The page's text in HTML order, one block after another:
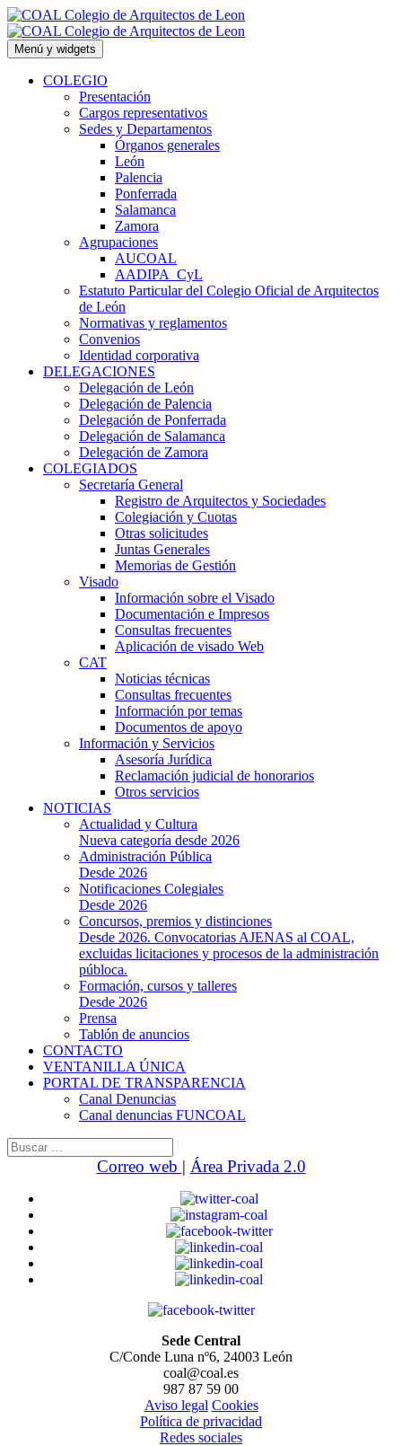
Saltar
al
contenido
Menú y widgets
COLEGIO
Presentación
Cargos representativos
Sedes y Departamentos
Órganos generales
León
Palencia
Ponferrada
Salamanca
Zamora
Agrupaciones
AUCOAL
AADIPA_CyL
Estatuto Particular del Colegio Oficial de Arquitectos
de León
Normativas y reglamentos
Convenios
Identidad corporativa
DELEGACIONES
Delegación de León
Delegación de Palencia
Delegación de Ponferrada
Delegación de Salamanca
Delegación de Zamora
COLEGIADOS
Secretaría General
Registro de Arquitectos y Sociedades
Colegiación y Cuotas
Otras solicitudes
Juntas Generales
Memorias de Gestión
Visado
Información sobre el Visado
Documentación e Impresos
Consultas frecuentes
Aplicación de visado Web
CAT
Noticias técnicas
Consultas frecuentes
Información por temas
Documentos de apoyo
Información y Servicios
Asesoría Jurídica
Reclamación judicial de honorarios
Otros servicios
NOTICIAS
Actualidad y Cultura
Nueva categoría desde 2026
Administración Pública
Desde 2026
Notificaciones Colegiales
Desde 2026
Concursos, premios y distinciones
Desde 2026. Convocatorias AJENAS al COAL,
excluidas licitaciones y procesos de la administración
públoca.
Formación, cursos y talleres
Desde 2026
Prensa
Tablón de anuncios
CONTACTO
VENTANILLA ÚNICA
PORTAL DE TRANSPARENCIA
Canal Denuncias
Canal denuncias FUNCOAL
Buscar:
Correo web | Área Privada 2.0
Sede Central
C/Conde Luna nº6, 24003 León
coal@coal.es
987 87 59 00
Aviso legal Cookies
Política de privacidad
Redes sociales